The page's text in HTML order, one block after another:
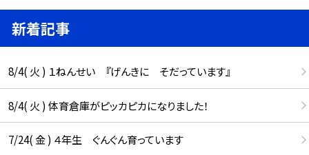
新着記事
8/4( 火 ) １ねんせい 『げんきに そだっています』
8/4( 火 ) 体育倉庫がピッカピカになりました！
7/24( 金 ) ４年生 ぐんぐん育っています